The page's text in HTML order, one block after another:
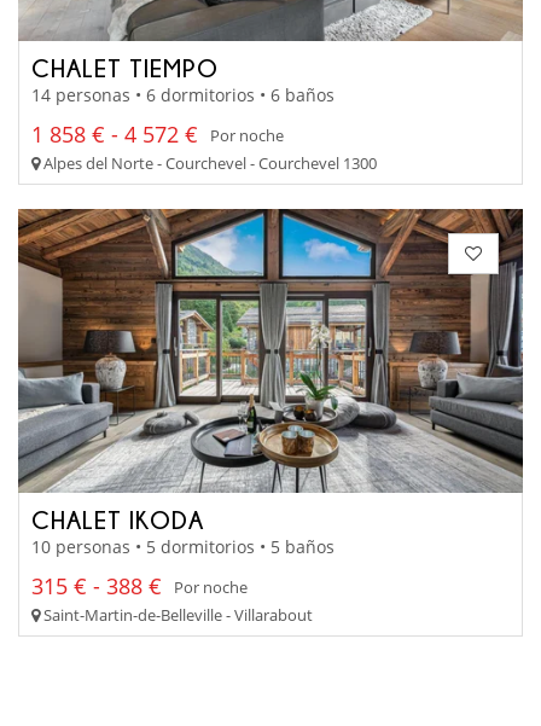
CHALET TIEMPO
14 personas • 6 dormitorios • 6 baños
1 858 € - 4 572 €
Por noche
Alpes del Norte - Courchevel - Courchevel 1300
CHALET IKODA
10 personas • 5 dormitorios • 5 baños
315 € - 388 €
Por noche
Saint-Martin-de-Belleville - Villarabout